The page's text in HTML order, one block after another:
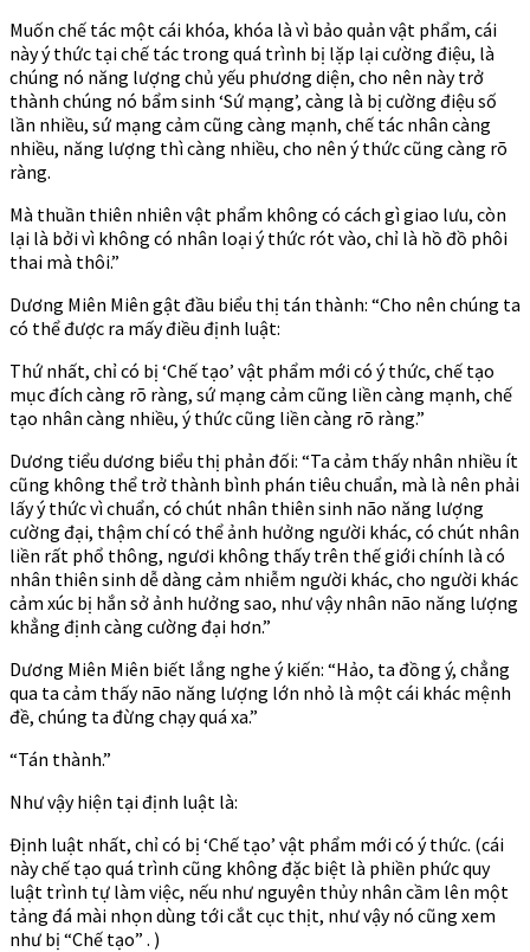
Muốn chế tác một cái khóa, khóa là vì bảo quản vật phẩm, cái
này ý thức tại chế tác trong quá trình bị lặp lại cường điệu, là
chúng nó năng lượng chủ yếu phương diện, cho nên này trở
thành chúng nó bẩm sinh ‘Sứ mạng’, càng là bị cường điệu số
lần nhiều, sứ mạng cảm cũng càng mạnh, chế tác nhân càng
nhiều, năng lượng thì càng nhiều, cho nên ý thức cũng càng rõ
ràng.
Mà thuần thiên nhiên vật phẩm không có cách gì giao lưu, còn
lại là bởi vì không có nhân loại ý thức rót vào, chỉ là hồ đồ phôi
thai mà thôi.”
Dương Miên Miên gật đầu biểu thị tán thành: “Cho nên chúng ta
có thể được ra mấy điều định luật:
Thứ nhất, chỉ có bị ‘Chế tạo’ vật phẩm mới có ý thức, chế tạo
mục đích càng rõ ràng, sứ mạng cảm cũng liền càng mạnh, chế
tạo nhân càng nhiều, ý thức cũng liền càng rõ ràng.”
Dương tiểu dương biểu thị phản đối: “Ta cảm thấy nhân nhiều ít
cũng không thể trở thành bình phán tiêu chuẩn, mà là nên phải
lấy ý thức vì chuẩn, có chút nhân thiên sinh não năng lượng
cường đại, thậm chí có thể ảnh hưởng người khác, có chút nhân
liền rất phổ thông, ngươi không thấy trên thế giới chính là có
nhân thiên sinh dễ dàng cảm nhiễm người khác, cho người khác
cảm xúc bị hắn sở ảnh hưởng sao, như vậy nhân não năng lượng
khẳng định càng cường đại hơn.”
Dương Miên Miên biết lắng nghe ý kiến: “Hảo, ta đồng ý, chẳng
qua ta cảm thấy não năng lượng lớn nhỏ là một cái khác mệnh
đề, chúng ta đừng chạy quá xa.”
“Tán thành.”
Như vậy hiện tại định luật là:
Định luật nhất, chỉ có bị ‘Chế tạo’ vật phẩm mới có ý thức. (cái
này chế tạo quá trình cũng không đặc biệt là phiền phức quy
luật trình tự làm việc, nếu như nguyên thủy nhân cầm lên một
tảng đá mài nhọn dùng tới cắt cục thịt, như vậy nó cũng xem
như bị “Chế tạo” . )